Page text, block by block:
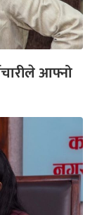
आफ्नो